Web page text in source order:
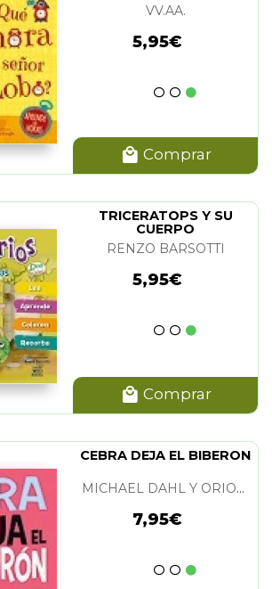
VV.AA.
5,95€
Comprar
TRICERATOPS Y SU
CUERPO
RENZO BARSOTTI
5,95€
Comprar
CEBRA DEJA EL BIBERON
MICHAEL DAHL Y ORIOL VIDAL
7,95€